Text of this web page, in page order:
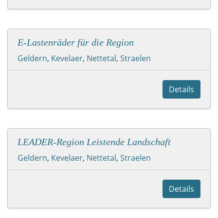
E-Lastenräder für die Region
Geldern, Kevelaer, Nettetal, Straelen
Details
LEADER-Region Leistende Landschaft
Geldern, Kevelaer, Nettetal, Straelen
Details